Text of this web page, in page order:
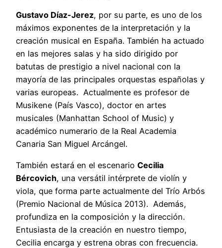
Gustavo Díaz-Jerez, por su parte, es uno de los
máximos exponentes de la interpretación y la
creación musical en España. También ha actuado
en las mejores salas y ha sido dirigido por
batutas de prestigio a nivel nacional con la
mayoría de las principales orquestas españolas y
varias europeas. Actualmente es profesor de
Musikene (País Vasco), doctor en artes
musicales (Manhattan School of Music) y
académico numerario de la Real Academia
Canaria San Miguel Arcángel.
También estará en el escenario Cecilia
Bércovich, una versátil intérprete de violín y
viola, que forma parte actualmente del Trío Arbós
(Premio Nacional de Música 2013). Además,
profundiza en la composición y la dirección.
Entusiasta de la creación en nuestro tiempo,
Cecilia encarga y estrena obras con frecuencia.